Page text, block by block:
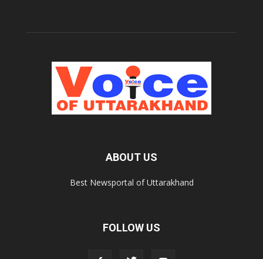
ABOUT US
Best Newsportal of Uttarakhand
FOLLOW US